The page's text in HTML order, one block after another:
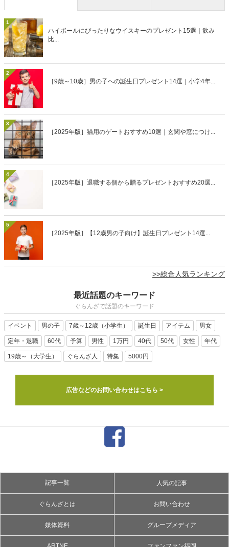
1
ハイボールにぴったりなウイスキーのプレゼント15選｜飲み
比...
2
［9歳～10歳］男の子への誕生日プレゼント14選｜小学4年...
3
［2025年版］猫用のゲートおすすめ10選｜玄関や窓につけ...
4
［2025年版］退職する側から贈るプレゼントおすすめ20選...
5
［2025年版］【12歳男の子向け】誕生日プレゼント14選...
>>総合人気ランキング
最近話題のキーワード
ぐらんざで話題のキーワード
イベント 男の子 7歳～12歳（小学生） 誕生日 アイテム 男女
定年・退職 60代 予算 男性 1万円 40代 50代 女性 年代
19歳～（大学生） ぐらんざ人 特集 5000円
広告などのお問い合わせはこちら >
記事一覧 人気の記事
ぐらんざとは お問い合わせ
媒体資料 グループメディア